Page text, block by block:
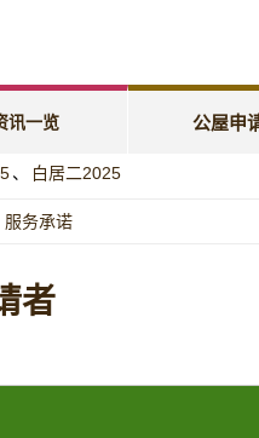
讯一览 公屋申
「天伦乐」
、 白居二2025
服务承诺
者